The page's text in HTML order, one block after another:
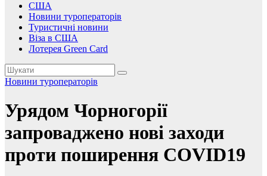
США
Новини туроператорів
Туристичні новини
Віза в США
Лотерея Green Card
Новини туроператорів
Урядом Чорногорії
запроваджено нові заходи
проти поширення COVID19